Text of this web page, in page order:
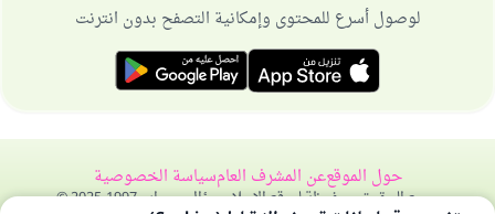
لوصول أسرع للمحتوى وإمكانية التصفح بدون انترنت
حول الموقععن المشرف العامسياسة الخصوصية
جميع الحقوق محفوظة لموقع الإسلام سؤال وجواب 1997-2025 ©